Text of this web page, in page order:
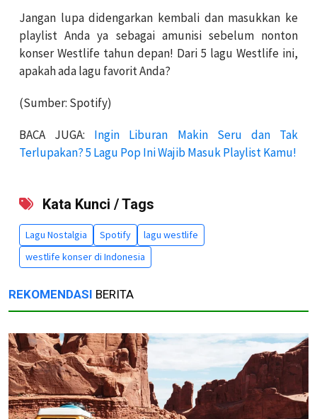
Jangan lupa didengarkan kembali dan masukkan ke
playlist Anda ya sebagai amunisi sebelum nonton
konser Westlife tahun depan! Dari 5 lagu Westlife ini,
apakah ada lagu favorit Anda?
(Sumber: Spotify)
BACA JUGA: Ingin Liburan Makin Seru dan Tak
Terlupakan? 5 Lagu Pop Ini Wajib Masuk Playlist Kamu!
Kata Kunci / Tags
Lagu Nostalgia Spotify
lagu westlife
westlife konser di Indonesia
REKOMENDASI BERITA